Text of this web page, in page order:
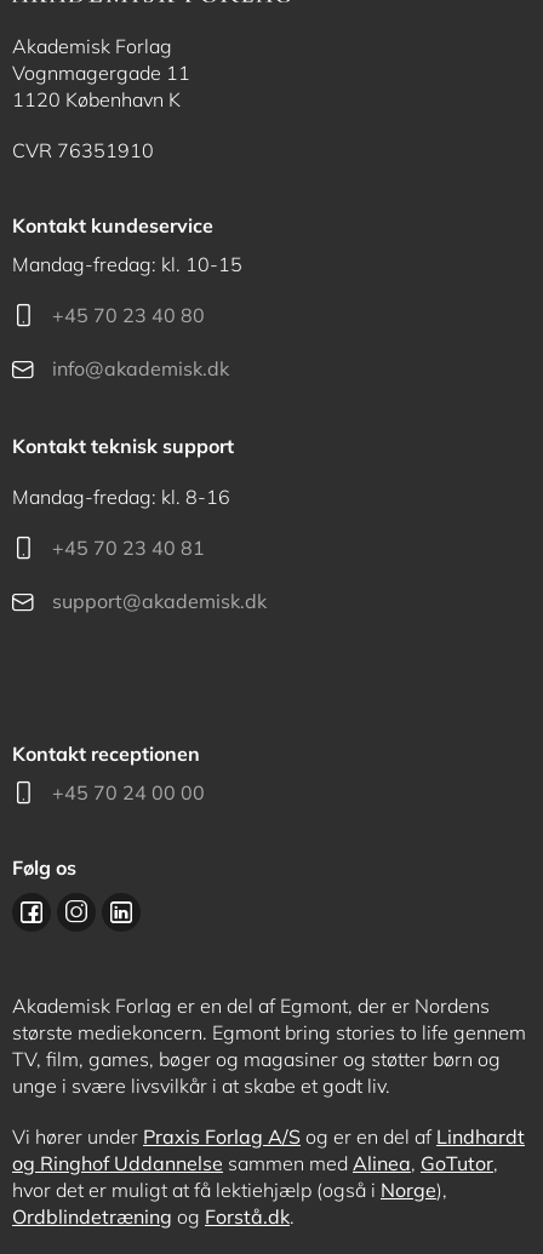
Akademisk Forlag
Vognmagergade 11
1120 København K
CVR 76351910
Kontakt kundeservice
Mandag-fredag: kl. 10-15
+45 70 23 40 80
info@akademisk.dk
Kontakt teknisk support
Mandag-fredag: kl. 8-16
+45 70 23 40 81
support@akademisk.dk
Kontakt receptionen
+45 70 24 00 00
Følg os
Akademisk Forlag er en del af Egmont, der er Nordens
største mediekoncern. Egmont bring stories to life gennem
TV, film, games, bøger og magasiner og støtter børn og
unge i svære livsvilkår i at skabe et godt liv.
Vi hører under Praxis Forlag A/S og er en del af Lindhardt
og Ringhof Uddannelse sammen med Alinea, GoTutor,
hvor det er muligt at få lektiehjælp (også i Norge),
Ordblindetræning og Forstå.dk.